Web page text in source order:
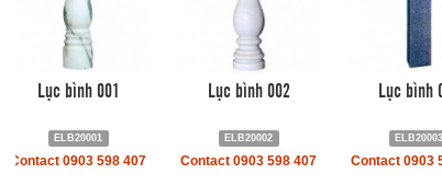
Lục bình 001
ELB20001
Contact 0903 598 407
Lục bình 002
ELB20002
Contact 0903 598 407
Lục bình
ELB20003
Contact 0903